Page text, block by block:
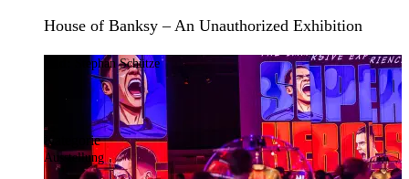
House of Banksy – An Unauthorized Exhibition
Stephan Schütze
Kategorie
Ausstellung